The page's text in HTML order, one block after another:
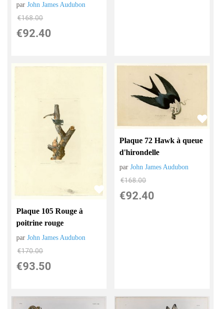
parJohn James Audubon
€168.00
€92.40
Plaque 105 Rouge à
poitrine rouge
parJohn James Audubon
€170.00
€93.50
Plaque 72 Hawk à queue
d'hirondelle
parJohn James Audubon
€168.00
€92.40